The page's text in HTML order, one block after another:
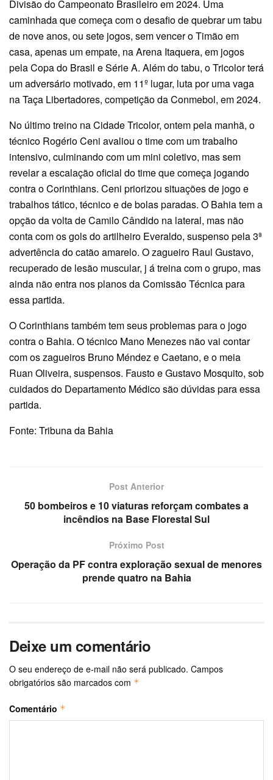
Divisão do Campeonato Brasileiro em 2024. Uma
caminhada que começa com o desafio de quebrar um tabu
de nove anos, ou sete jogos, sem vencer o Timão em
casa, apenas um empate, na Arena Itaquera, em jogos
pela Copa do Brasil e Série A. Além do tabu, o Tricolor terá
um adversário motivado, em 11º lugar, luta por uma vaga
na Taça Libertadores, competição da Conmebol, em 2024.
No último treino na Cidade Tricolor, ontem pela manhã, o
técnico Rogério Ceni avaliou o time com um trabalho
intensivo, culminando com um mini coletivo, mas sem
revelar a escalação oficial do time que começa jogando
contra o Corinthians. Ceni priorizou situações de jogo e
trabalhos tático, técnico e de bolas paradas. O Bahia tem a
opção da volta de Camilo Cândido na lateral, mas não
conta com os gols do artilheiro Everaldo, suspenso pela 3ª
advertência do catão amarelo. O zagueiro Raul Gustavo,
recuperado de lesão muscular, j á treina com o grupo, mas
ainda não entra nos planos da Comissão Técnica para
essa partida.
O Corinthians também tem seus problemas para o jogo
contra o Bahia. O técnico Mano Menezes não vai contar
com os zagueiros Bruno Méndez e Caetano, e o meia
Ruan Oliveira, suspensos. Fausto e Gustavo Mosquito, sob
cuidados do Departamento Médico são dúvidas para essa
partida.
Fonte: Tribuna da Bahia
Post Anterior
50 bombeiros e 10 viaturas reforçam combates a
incêndios na Base Florestal Sul
Próximo Post
Operação da PF contra exploração sexual de menores
prende quatro na Bahia
Deixe um comentário
O seu endereço de e-mail não será publicado. Campos
obrigatórios são marcados com *
Comentário *